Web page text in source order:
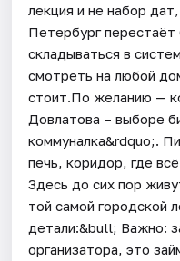
лекция и не набор
Петербург
складываться в
смотреть на любой
стоит.По желанию —
Довлатова – выборе
коммуналка&rdquo;.
печь, коридор, где
Здесь до сих пор
той самой городской
детали:&bull; Важно:
организатора, это